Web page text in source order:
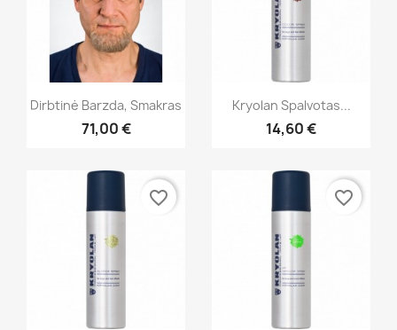
Greita peržiūra
Dirbtinė Barzda, Smakras
71,00 €
Greita peržiūra
+21
Kryolan Spalvotas...
14,60 €
favorite_border favorite_border